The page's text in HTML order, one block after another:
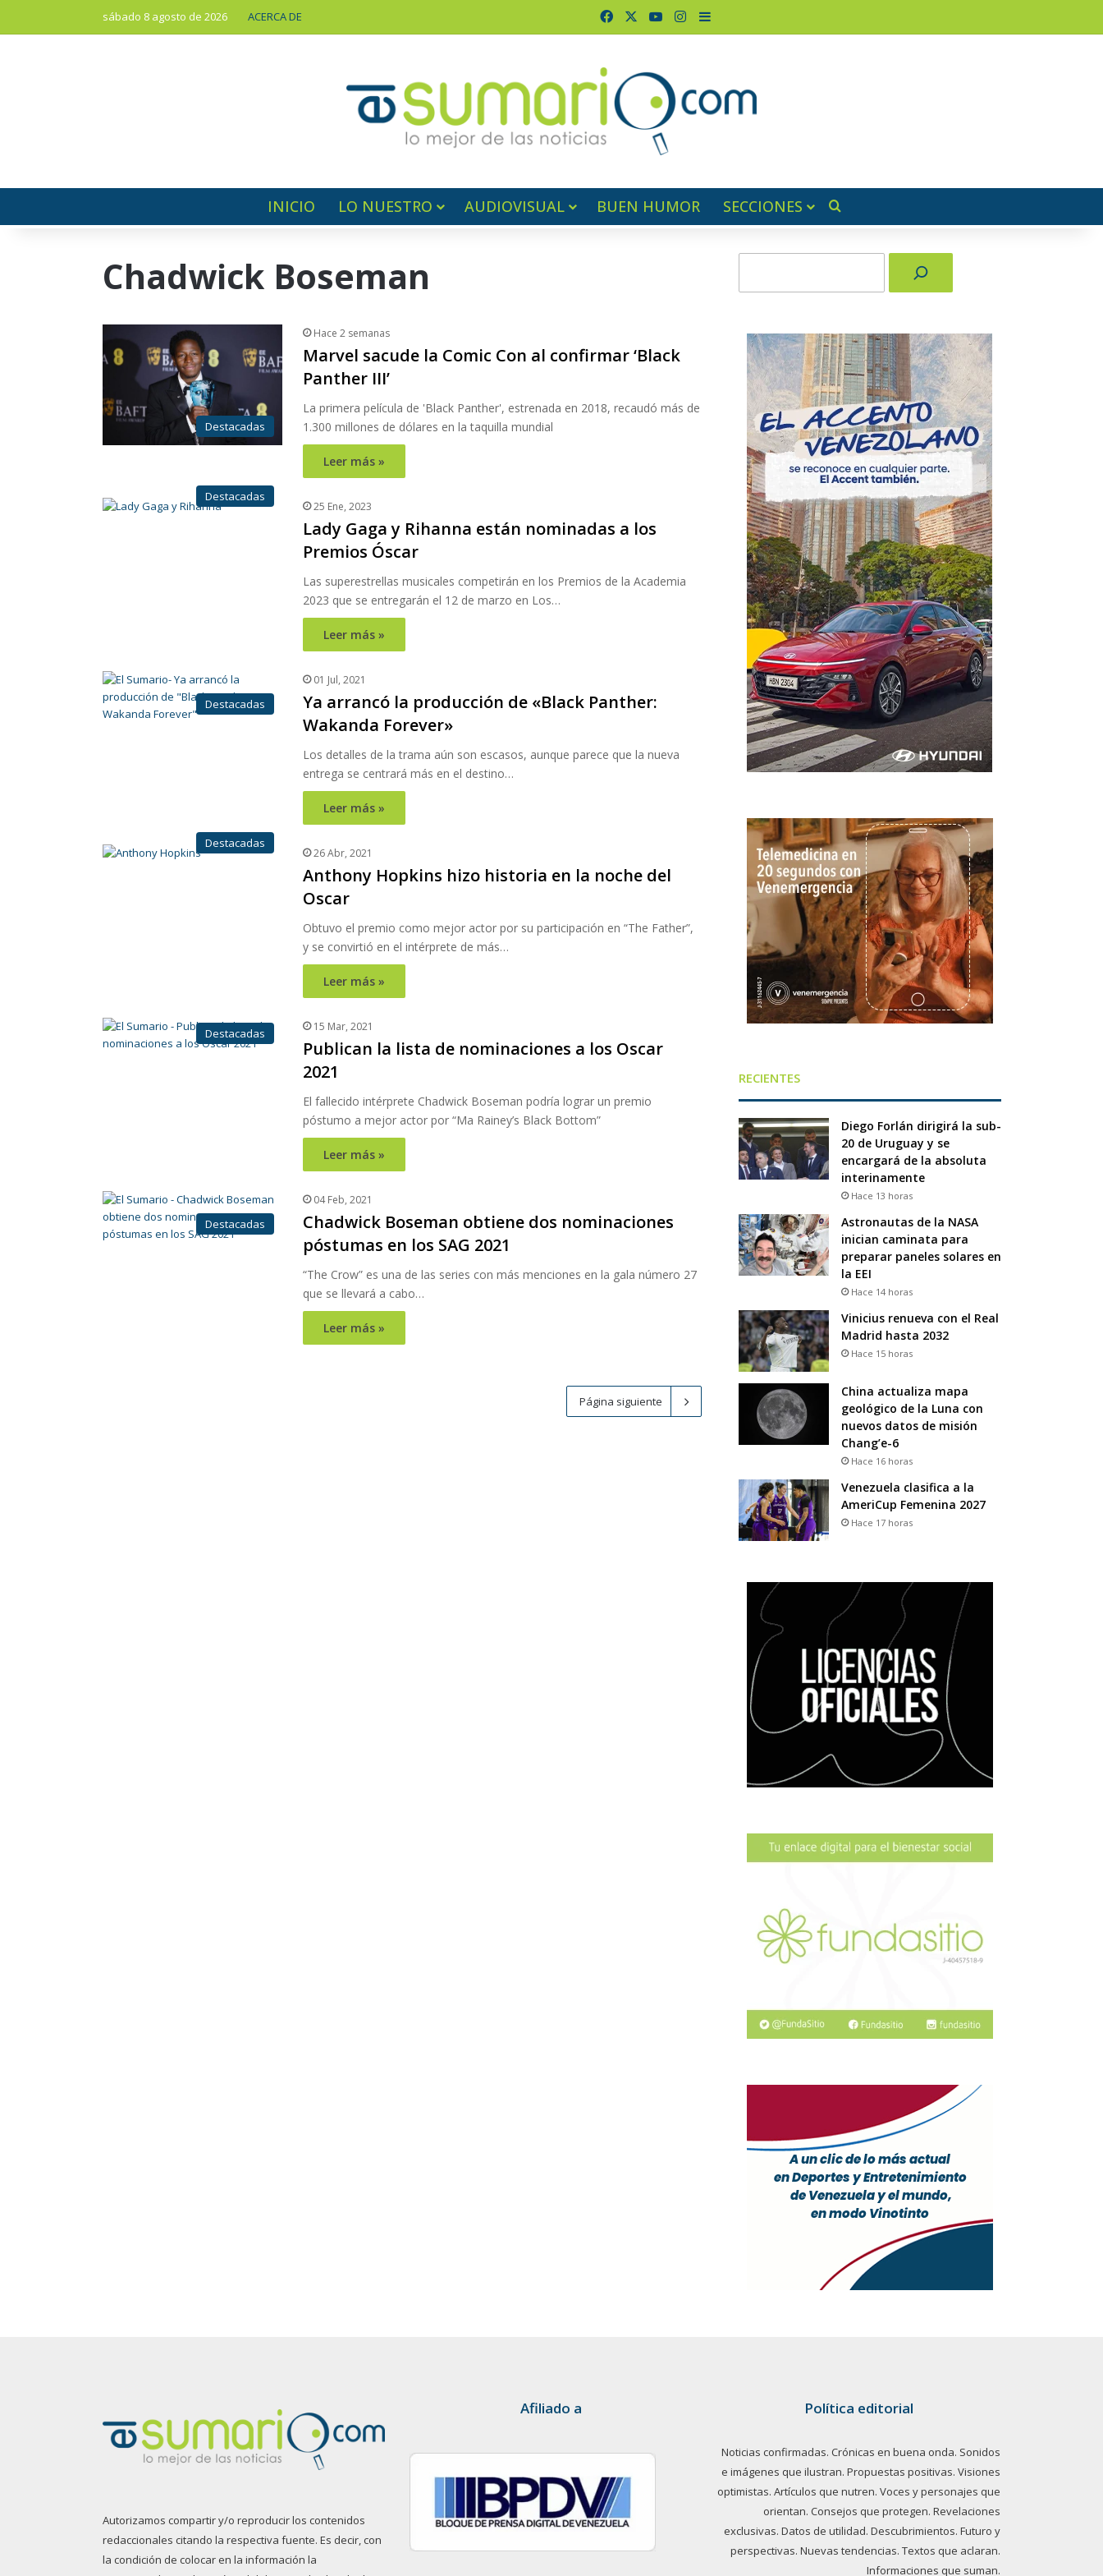
sábado 8 agosto de 2026 ACERCA DE FacebookYouTubeInstagram
Barra lateral
INICIO LO NUESTRO AUDIOVISUAL BUEN HUMOR SECCIONES
Chadwick Boseman
Destacadas
Hace 2 semanas
Marvel sacude la Comic Con al confirmar ‘Black
Panther III’
La primera película de 'Black Panther', estrenada en 2018, recaudó más de
1.300 millones de dólares en la taquilla mundial
Leer más »
Destacadas
25 Ene, 2023
Lady Gaga y Rihanna están nominadas a los
Premios Óscar
Las superestrellas musicales competirán en los Premios de la Academia
2023 que se entregarán el 12 de marzo en Los…
Leer más »
Destacadas
01 Jul, 2021
Ya arrancó la producción de «Black Panther:
Wakanda Forever»
Los detalles de la trama aún son escasos, aunque parece que la nueva
entrega se centrará más en el destino…
Leer más »
Destacadas
26 Abr, 2021
Anthony Hopkins hizo historia en la noche del
Oscar
Obtuvo el premio como mejor actor por su participación en “The Father”,
y se convirtió en el intérprete de más…
Leer más »
Destacadas 15 Mar, 2021
Publican la lista de nominaciones a los Oscar
2021
El fallecido intérprete Chadwick Boseman podría lograr un premio
póstumo a mejor actor por “Ma Rainey’s Black Bottom”
Leer más »
Destacadas
04 Feb, 2021
Chadwick Boseman obtiene dos nominaciones
póstumas en los SAG 2021
“The Crow” es una de las series con más menciones en la gala número 27
que se llevará a cabo…
Leer más »
Página siguiente
RECIENTES
Diego Forlán dirigirá la sub-
20 de Uruguay y se
encargará de la absoluta
interinamente
Hace 13 horas
Astronautas de la NASA
inician caminata para
preparar paneles solares en
la EEI
Hace 14 horas
Vinicius renueva con el Real
Madrid hasta 2032
Hace 15 horas
China actualiza mapa
geológico de la Luna con
nuevos datos de misión
Chang’e-6
Hace 16 horas
Venezuela clasifica a la
AmeriCup Femenina 2027
Hace 17 horas
Autorizamos compartir y/o reproducir los contenidos
redaccionales citando la respectiva fuente. Es decir, con
la condición de colocar en la información la
Afiliado a Política editorial
Noticias confirmadas. Crónicas en buena onda. Sonidos
e imágenes que ilustran. Propuestas positivas. Visiones
optimistas. Artículos que nutren. Voces y personajes que
orientan. Consejos que protegen. Revelaciones
exclusivas. Datos de utilidad. Descubrimientos. Futuro y
perspectivas. Nuevas tendencias. Textos que aclaran.
Informaciones que suman.